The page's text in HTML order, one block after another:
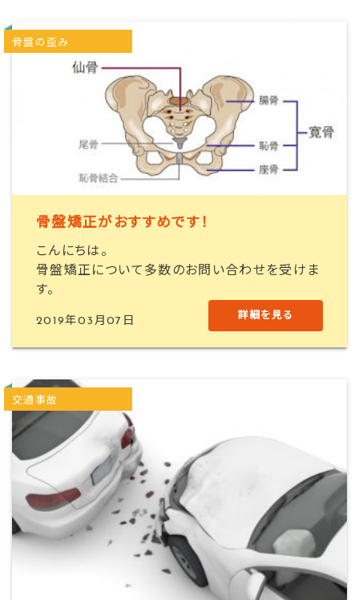
骨盤矯正がおすすめです！
こんにちは。
骨盤矯正について多数のお問い合わせを受けま
す。
2019年03月07日 詳細を見る
骨盤の歪み
交通事故